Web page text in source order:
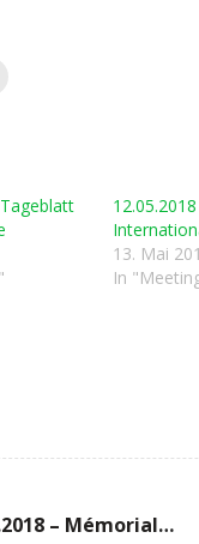
13. Mai
In
28.04.2018 – Mémorial André Joannes In St. Mard (B)